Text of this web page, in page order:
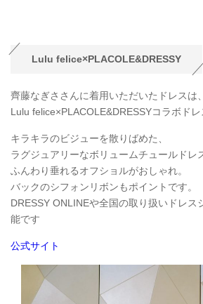
Lulu felice×PLACOLE&DRESSY
齊藤なぎささんに着用いただいたドレスは、
Lulu felice×PLACOLE&DRESSYコラボドレ
キラキラのビジューを散りばめた、
ラグジュアリーなボリュームチュールドレ
ふんわり垂れるオフショルがおしゃれ。
バックのシフォンリボンもポイントです。
DRESSY ONLINEや全国の取り扱いドレス
能です
公式サイト